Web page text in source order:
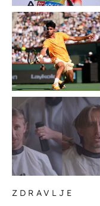
ZDRAVLJE